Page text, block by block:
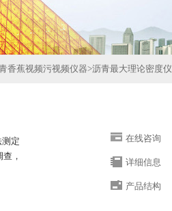
香蕉视频污视频仪器>沥青最大理论密度仪
测定
，
在线咨询
详细信息
产品结构